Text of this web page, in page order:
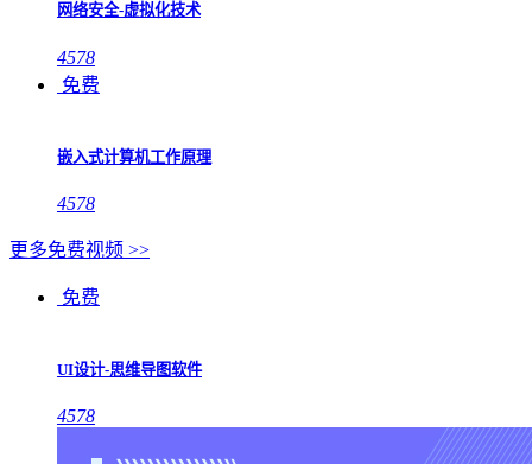
网络安全-虚拟化技术
4578
免费
嵌入式计算机工作原理
4578
更多免费视频 >>
免费
UI设计-思维导图软件
4578